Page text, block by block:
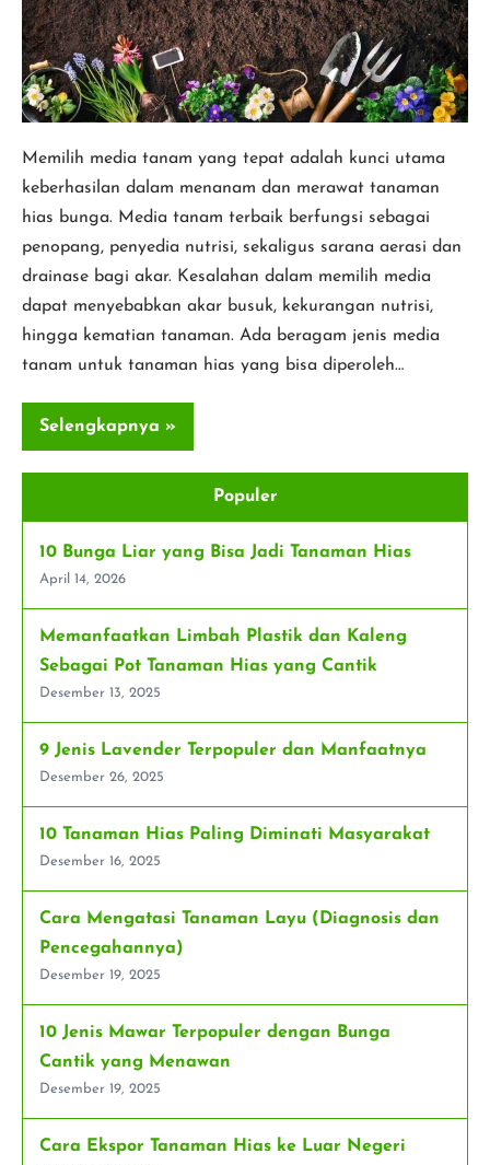
Terbaik
Untuk
Tanaman
Hias
Memilih media tanam yang tepat adalah kunci utama
keberhasilan dalam menanam dan merawat tanaman
hias bunga. Media tanam terbaik berfungsi sebagai
penopang, penyedia nutrisi, sekaligus sarana aerasi dan
drainase bagi akar. Kesalahan dalam memilih media
dapat menyebabkan akar busuk, kekurangan nutrisi,
hingga kematian tanaman. Ada beragam jenis media
tanam untuk tanaman hias yang bisa diperoleh…
Selengkapnya »
Jenis-
Jenis
Media
Untuk
Hias
Bunga
Populer
10 Bunga Liar yang Bisa Jadi Tanaman Hias
April 14, 2026
Memanfaatkan Limbah Plastik dan Kaleng
Sebagai Pot Tanaman Hias yang Cantik
Desember 13, 2025
9 Jenis Lavender Terpopuler dan Manfaatnya
Desember 26, 2025
10 Tanaman Hias Paling Diminati Masyarakat
Desember 16, 2025
Cara Mengatasi Tanaman Layu (Diagnosis dan
Pencegahannya)
Desember 19, 2025
10 Jenis Mawar Terpopuler dengan Bunga
Cantik yang Menawan
Desember 19, 2025
Cara Ekspor Tanaman Hias ke Luar Negeri